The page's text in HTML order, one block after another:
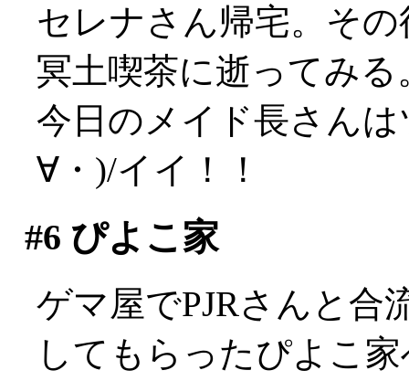
セレナさん帰宅。そ
冥土喫茶に逝ってみる
今日のメイド長さん
∀・)/イイ！！
#6 ぴよこ家
ゲマ屋でPJRさんと合
してもらったぴよこ